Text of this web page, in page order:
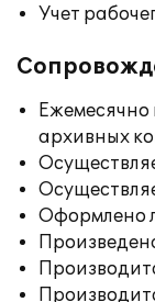
Учет
архивных
Оформлено